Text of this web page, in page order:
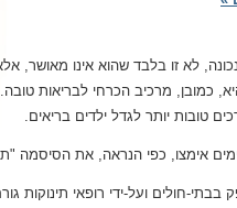
לא זו בלבד שהוא אינו מאושר,
כמובן, מרכיב הכרחי לבריאות
טובות יותר לגדל ילדים בריאים.
אימצו, כפי הנראה, את הסיסמה
חולים ועל-ידי רופאי תינוקות